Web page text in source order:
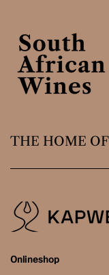
THE HOME
Onlineshop